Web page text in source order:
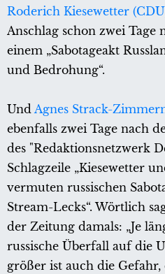
Roderich Kiesewetter
Anschlag schon zwei Tage
einem „Sabotageakt
und Bedrohung“.
Und Agnes Strack-
ebenfalls zwei Tage nach
des "Redaktionsnetzwerk
Schlagzeile „Kiesewetter
vermuten russischen
Stream-Lecks“. Wörtlich
der Zeitung damals: „Je
russische Überfall auf die
größer ist auch die Gefahr,